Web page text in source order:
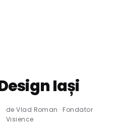
Iași
de Vlad Roman · Fondator
Visience